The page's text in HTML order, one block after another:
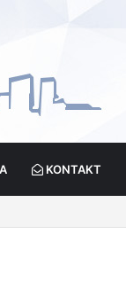
KONTAKT